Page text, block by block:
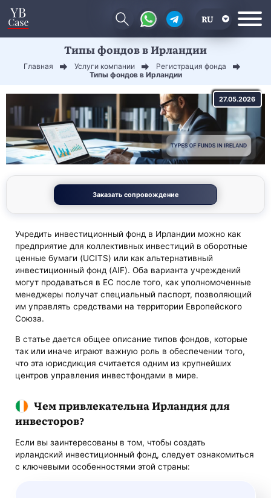
RU
Типы фондов в Ирландии
Главная Услуги компании
Регистрация фонда
Типы фондов в Ирландии
27.05.2026
Заказать сопровождение
Учредить инвестиционный фонд в Ирландии можно как
предприятие для коллективных инвестиций в оборотные
ценные бумаги (UCITS) или как альтернативный
инвестиционный фонд (AIF). Оба варианта учреждений
могут продаваться в ЕС после того, как уполномоченные
менеджеры получат специальный паспорт, позволяющий
им управлять средствами на территории Европейского
Союза.
В статье дается общее описание типов фондов, которые
так или иначе играют важную роль в обеспечении того,
что эта юрисдикция считается одним из крупнейших
центров управления инвестфондами в мире.
Чем привлекательна Ирландия для
инвесторов?
Если вы заинтересованы в том, чтобы создать
ирландский инвестиционный фонд, следует ознакомиться
с ключевыми особенностями этой страны: